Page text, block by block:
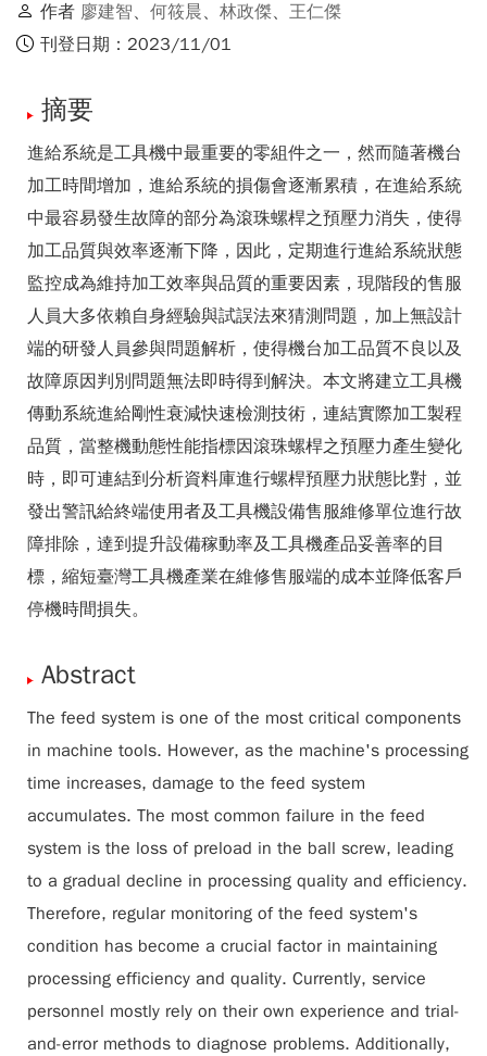
作者 廖建智、 何筱晨、 林政傑、 王仁傑
刊登日期：2023/11/01
摘要
進給系統是工具機中最重要的零組件之一，然而隨著機台
加工時間增加，進給系統的損傷會逐漸累積，在進給系統
中最容易發生故障的部分為滾珠螺桿之預壓力消失，使得
加工品質與效率逐漸下降，因此，定期進行進給系統狀態
監控成為維持加工效率與品質的重要因素，現階段的售服
人員大多依賴自身經驗與試誤法來猜測問題，加上無設計
端的研發人員參與問題解析，使得機台加工品質不良以及
故障原因判別問題無法即時得到解決。本文將建立工具機
傳動系統進給剛性衰減快速檢測技術，連結實際加工製程
品質，當整機動態性能指標因滾珠螺桿之預壓力產生變化
時，即可連結到分析資料庫進行螺桿預壓力狀態比對，並
發出警訊給終端使用者及工具機設備售服維修單位進行故
障排除，達到提升設備稼動率及工具機產品妥善率的目
標，縮短臺灣工具機產業在維修售服端的成本並降低客戶
停機時間損失。
Abstract
The feed system is one of the most critical components
in machine tools. However, as the machine's processing
time increases, damage to the feed system
accumulates. The most common failure in the feed
system is the loss of preload in the ball screw, leading
to a gradual decline in processing quality and efficiency.
Therefore, regular monitoring of the feed system's
condition has become a crucial factor in maintaining
processing efficiency and quality. Currently, service
personnel mostly rely on their own experience and trial-
and-error methods to diagnose problems. Additionally,